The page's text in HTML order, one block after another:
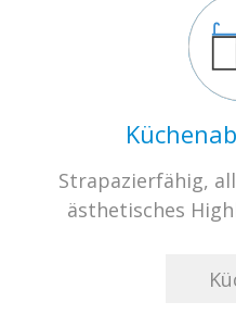
Strapazierfähig,
ästhetisches